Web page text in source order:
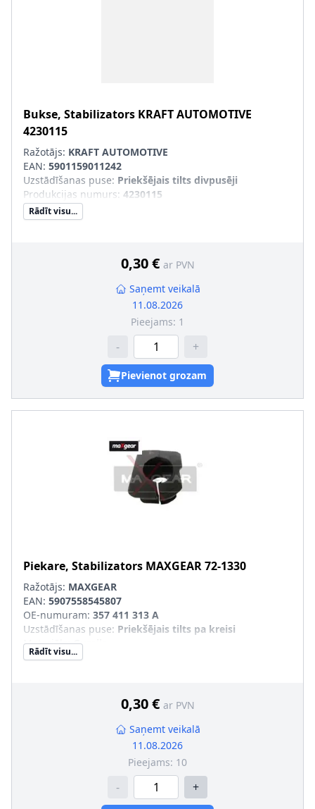
Bukse, Stabilizators KRAFT AUTOMOTIVE
4230115
Ražotājs: KRAFT AUTOMOTIVE
EAN: 5901159011242
Uzstādīšanas puse: Priekšējais tilts divpusēji
Produkcijas numurs: 4230115
Rādīt visu...
0,30 € ar PVN
Saņemt veikalā
11.08.2026
Pieejams: 1
- +
Pievienot grozam
Piekare, Stabilizators MAXGEAR72-1330
Ražotājs: MAXGEAR
EAN: 5907558545807
OE-numuram: 357 411 313 A
Uzstādīšanas puse: Priekšējais tilts pa kreisi
Materiāls:Gumija
Iekšējais diametrs [mm]
Rādīt visu...
0,30 € ar PVN
Saņemt veikalā
11.08.2026
Pieejams: 10
- +